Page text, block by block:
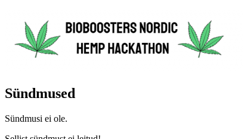
Sündmused
Sündmusi ei ole.